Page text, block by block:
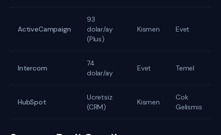
ActiveCampaign
93
dolar/ay
(Plus)
Kismen Evet
Intercom
74
dolar/ay
Evet Temel
HubSpot
Ucretsiz
(CRM)
Kismen
Cok
Gelismis